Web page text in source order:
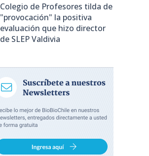
Colegio de Profesores tilda de
"provocación" la positiva
evaluación que hizo director
de SLEP Valdivia